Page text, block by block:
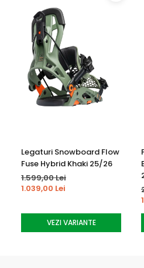
Hanger 3.0 un nou design al
amprenta mai mare a bushing-
mai aproape de canturi.
rapid si mai eficient.
Legaturi Snowboard Flow
Fuse Hybrid Khaki 25/26
1.599,00 Lei
1.039,00 Lei
VEZI VARIANTE